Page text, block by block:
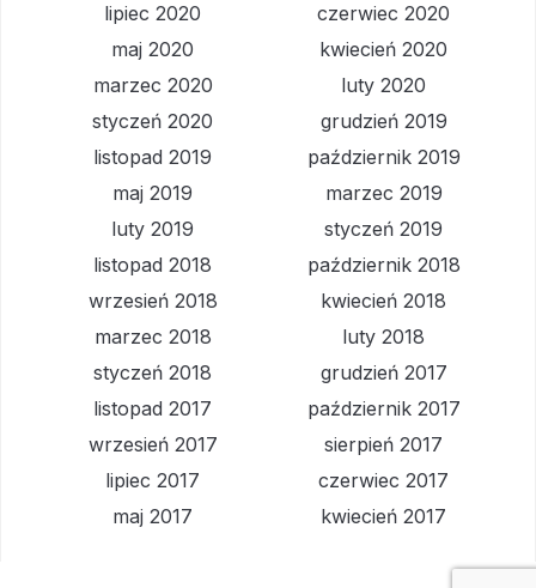
lipiec 2020
czerwiec 2020
maj 2020
kwiecień 2020
marzec 2020
luty 2020
styczeń 2020
grudzień 2019
listopad 2019
październik 2019
maj 2019
marzec 2019
luty 2019
styczeń 2019
listopad 2018
październik 2018
wrzesień 2018
kwiecień 2018
marzec 2018
luty 2018
styczeń 2018
grudzień 2017
listopad 2017
październik 2017
wrzesień 2017
sierpień 2017
lipiec 2017
czerwiec 2017
maj 2017
kwiecień 2017